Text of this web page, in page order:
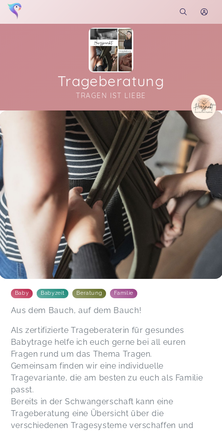
Trageberatung
TRAGEN IST LIEBE
Soon you will learn more about me here...
Baby Babyzeit Beratung Familie
Aus dem Bauch, auf dem Bauch!
Als zertifizierte Trageberaterin für gesundes
Babytrage helfe ich euch gerne bei all euren
Fragen rund um das Thema Tragen.
Gemeinsam finden wir eine individuelle
Tragevariante, die am besten zu euch als Familie
passt.
Bereits in der Schwangerschaft kann eine
Trageberatung eine Übersicht über die
verschiedenen Tragesysteme verschaffen und